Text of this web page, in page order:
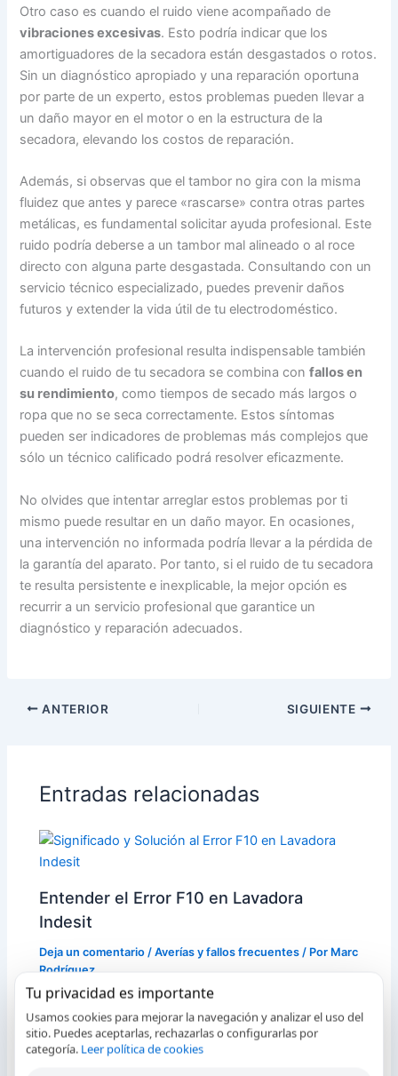
Otro caso es cuando el ruido viene acompañado de
vibraciones excesivas. Esto podría indicar que los
amortiguadores de la secadora están desgastados o rotos.
Sin un diagnóstico apropiado y una reparación oportuna
por parte de un experto, estos problemas pueden llevar a
un daño mayor en el motor o en la estructura de la
secadora, elevando los costos de reparación.
Además, si observas que el tambor no gira con la misma
fluidez que antes y parece «rascarse» contra otras partes
metálicas, es fundamental solicitar ayuda profesional. Este
ruido podría deberse a un tambor mal alineado o al roce
directo con alguna parte desgastada. Consultando con un
servicio técnico especializado, puedes prevenir daños
futuros y extender la vida útil de tu electrodoméstico.
La intervención profesional resulta indispensable también
cuando el ruido de tu secadora se combina confallos en
su rendimiento, como tiempos de secado más largos o
ropa que no se seca correctamente. Estos síntomas
pueden ser indicadores de problemas más complejos que
sólo un técnico calificado podrá resolver eficazmente.
No olvides que intentar arreglar estos problemas por ti
mismo puede resultar en un daño mayor. En ocasiones,
una intervención no informada podría llevar a la pérdida de
la garantía del aparato. Por tanto, si el ruido de tu secadora
te resulta persistente e inexplicable, la mejor opción es
recurrir a un servicio profesional que garantice un
diagnóstico y reparación adecuados.
ANTERIOR SIGUIENTE
Entradas relacionadas
Entender el Error F10 en Lavadora
Indesit
Deja un comentario /Averías y fallos frecuentes / PorMarc
Rodríguez
Error E09 en Lavavajillas Siemens:
Tu privacidad es importante
Usamos cookies para mejorar la navegación y analizar el uso del
sitio. Puedes aceptarlas, rechazarlas o configurarlas por
categoría. Leer política de cookies